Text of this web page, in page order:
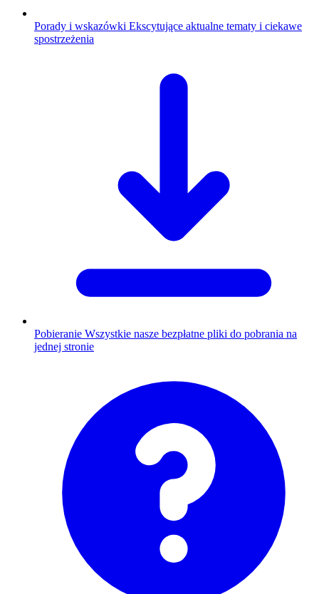
Porady i wskazówki Ekscytujące aktualne tematy i ciekawe
spostrzeżenia
Pobieranie Wszystkie nasze bezpłatne pliki do pobrania na
jednej stronie